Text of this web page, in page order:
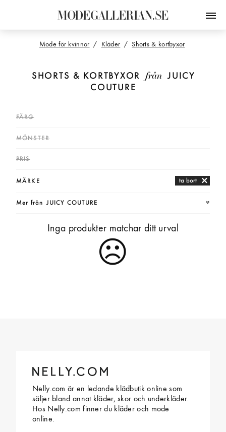
MODEGALLERIAN.SE
SHORTS & KORTBYXOR från
JUICY
COUTURE
Mode för kvinnor Kläder Shorts & kortbyxor
FÄRG
MÖNSTER
PRIS
MÄRKE ta bort
Mer från JUICY COUTURE
Inga produkter matchar ditt urval
Nelly.com är en ledande klädbutik online som
säljer bland annat kläder, skor och underkläder.
Hos Nelly.com finner du kläder och mode
online.